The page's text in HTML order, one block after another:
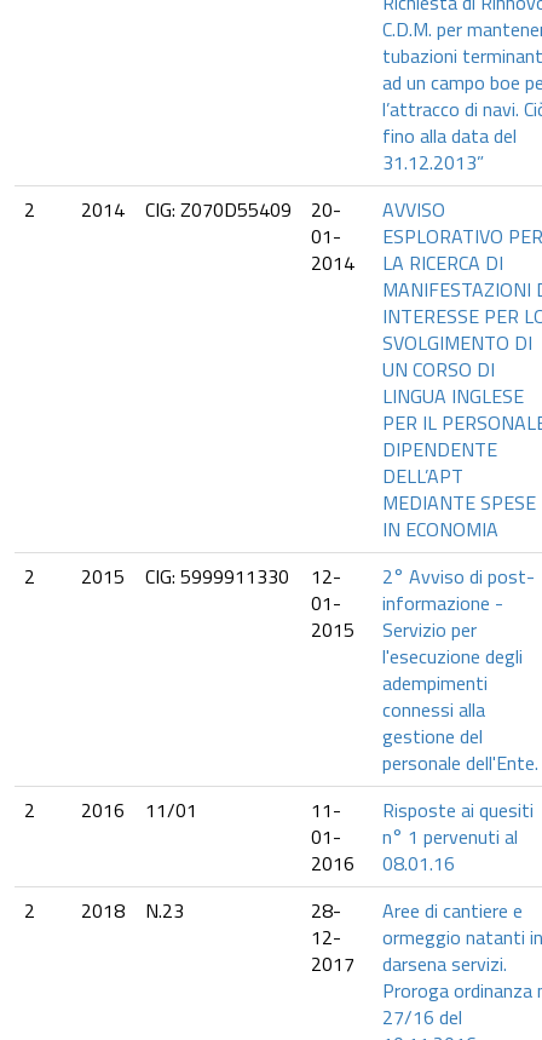
C.D.M. per
tubazioni
ad un campo boe
l’attracco di navi.
fino alla data del
31.12.2013”
2
2014 CIG: Z070D55409
20-
01-
2014
AVVISO
ESPLORATIVO PER
LA RICERCA DI
MANIFESTAZIONI
INTERESSE PER
SVOLGIMENTO DI
UN CORSO DI
LINGUA INGLESE
PER IL
DIPENDENTE
DELL’APT
MEDIANTE SPESE
IN ECONOMIA
2
2015 CIG: 5999911330
12-
01-
2015
2° Avviso di post-
informazione -
Servizio per
l'esecuzione degli
adempimenti
connessi alla
gestione del
personale dell'Ente.
2
2016 11/01
11-
01-
2016
Risposte ai quesiti
n° 1 pervenuti al
08.01.16
2
2018 N.23
28-
12-
2017
Aree di cantiere e
ormeggio natanti in
darsena servizi.
Proroga ordinanza
27/16 del